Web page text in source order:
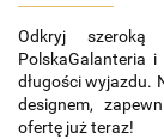
Odkryj
PolskaGalanteria
długości wyjazdu.
designem,
ofertę już teraz!